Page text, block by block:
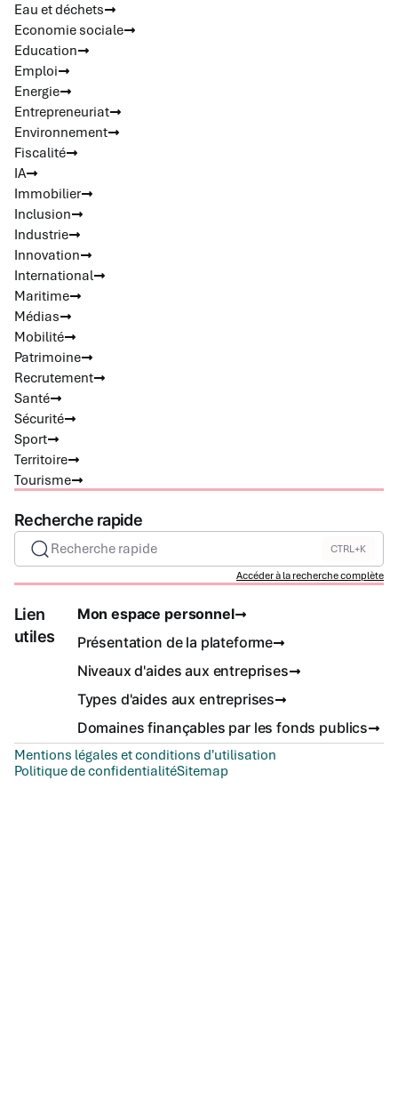
Eau et déchets
Economie sociale
Education
Emploi
Energie
Entrepreneuriat
Environnement
Fiscalité
IA
Immobilier
Inclusion
Industrie
Innovation
International
Maritime
Médias
Mobilité
Patrimoine
Recrutement
Santé
Sécurité
Sport
Territoire
Tourisme
Recherche rapide
Recherche rapide CTRL+K
Accéder à la recherche complète
Lien
utiles
Mon espace personnel
Présentation de la plateforme
Niveaux d'aides aux entreprises
Types d'aides aux entreprises
Domaines finançables par les fonds publics
Mentions légales et conditions d'utilisation
Politique de confidentialitéSitemap